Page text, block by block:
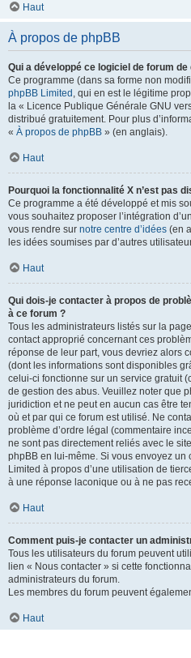
Haut
À propos de phpBB
Qui a développé ce logiciel de forum
Ce programme (dans sa forme non
phpBB Limited , qui en est le légitime
la « Licence Publique Générale GNU
distribué gratuitement. Pour plus
« À propos de phpBB » (en anglais).
Haut
Pourquoi la fonctionnalité X n’est pas
Ce programme a été développé et mis
vous souhaitez proposer l’intégration
vous rendre sur notre centre d’idées (en
les idées soumises par d’autres
Haut
Qui dois-je contacter à propos de
à ce forum ?
Tous les administrateurs listés sur la
contact approprié concernant ces
réponse de leur part, vous devriez alors
(dont les informations sont disponibles
celui-ci fonctionne sur un service gratuit
de gestion des abus. Veuillez noter que
juridiction et ne peut en aucun cas être
où et par qui ce forum est utilisé. Ne
problème d’ordre légal (commentaire
ne sont pas directement reliés avec le
phpBB en lui-même. Si vous envoyez
Limited à propos d’une utilisation de
à une réponse laconique ou à ne pas
Haut
Comment puis-je contacter un
Tous les utilisateurs du forum peuvent
lien « Nous contacter » si cette
administrateurs du forum.
Les membres du forum peuvent
Haut